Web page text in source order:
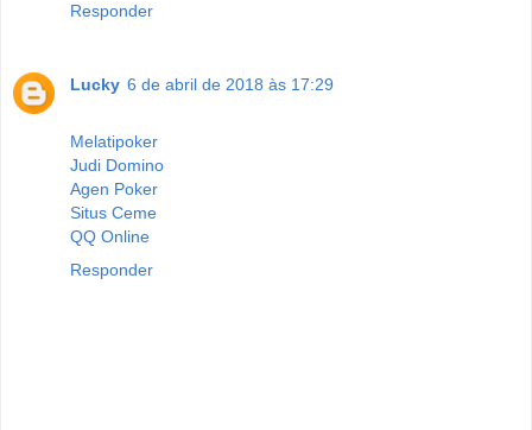
Responder
Lucky 6 de abril de 2018 às 17:29
Melatipoker
Judi Domino
Agen Poker
Situs Ceme
QQ Online
Responder